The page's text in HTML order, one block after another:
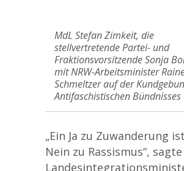
MdL Stefan Zimkeit, die
stellvertretende Partei- und
Fraktionsvorsitzende Sonja
mit NRW-Arbeitsminister
Schmeltzer auf der
Antifaschistischen Bündnisses
„Ein Ja zu Zuwanderung
Nein zu Rassismus“, sagte